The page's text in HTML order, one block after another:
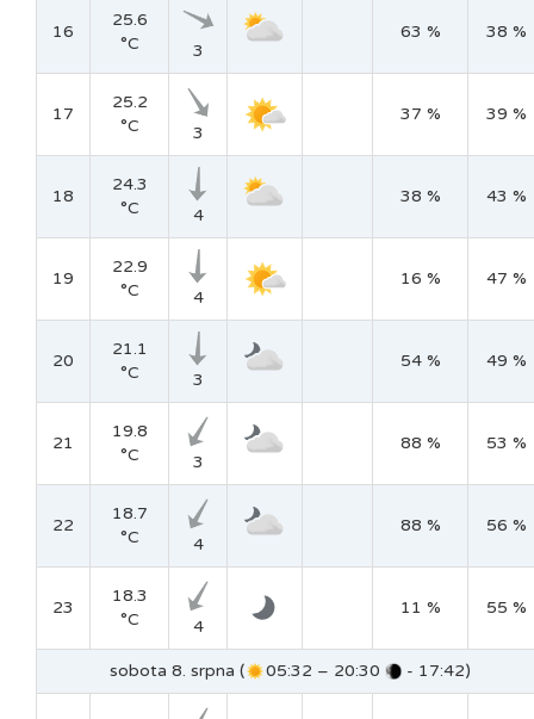
16
25.6
°C
3
63 % 38 %
17
25.2
°C
3
37 % 39 %
18
24.3
°C
4
38 % 43 %
19
22.9
°C
4
16 % 47 %
20
21.1
°C
3
54 % 49 %
21
19.8
°C
3
88 % 53 %
22
18.7
°C
4
88 % 56 %
23
18.3
°C
4
11 % 55 %
sobota 8. srpna ( 05:32 – 20:30 - 17:42)